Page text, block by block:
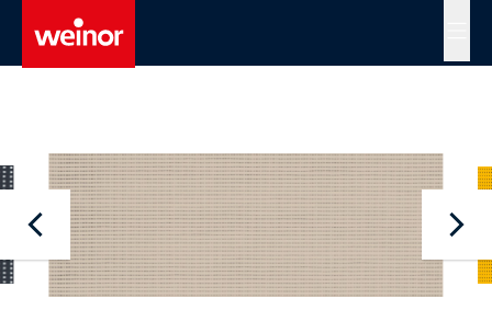
Skip to main content